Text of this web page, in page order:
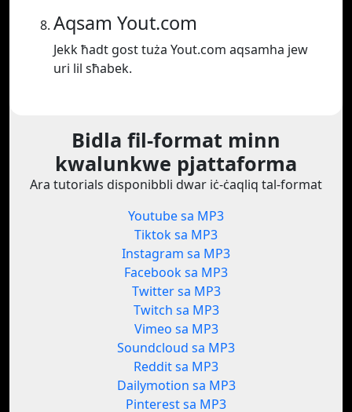
Aqsam Yout.com
Jekk ħadt gost tuża Yout.com aqsamha jew
uri lil sħabek.
Bidla fil-format minn
kwalunkwe pjattaforma
Ara tutorials disponibbli dwar iċ-ċaqliq tal-format
Youtube sa MP3
Tiktok sa MP3
Instagram sa MP3
Facebook sa MP3
Twitter sa MP3
Twitch sa MP3
Vimeo sa MP3
Soundcloud sa MP3
Reddit sa MP3
Dailymotion sa MP3
Pinterest sa MP3